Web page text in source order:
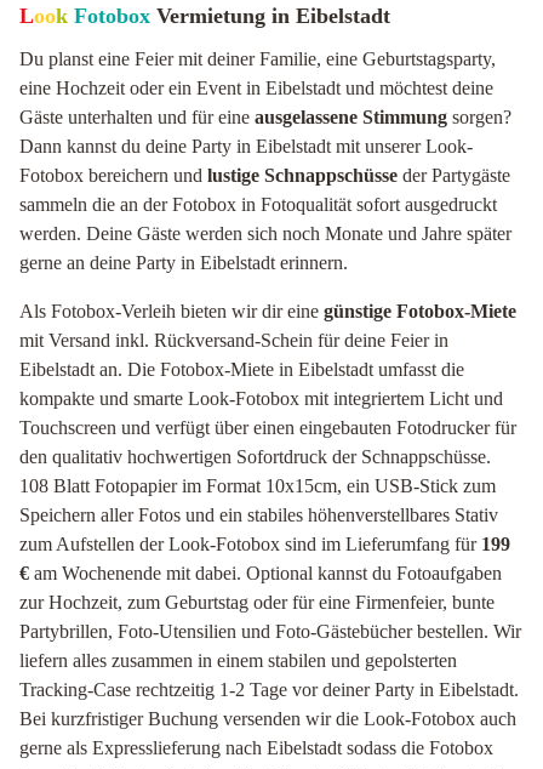
Look Fotobox Vermietung in Eibelstadt
Du planst eine Feier mit deiner Familie, eine Geburtstagsparty,
eine Hochzeit oder ein Event in Eibelstadt und möchtest deine
Gäste unterhalten und für eine ausgelassene Stimmung sorgen?
Dann kannst du deine Party in Eibelstadt mit unserer Look-
Fotobox bereichern und lustige Schnappschüsse der Partygäste
sammeln die an der Fotobox in Fotoqualität sofort ausgedruckt
werden. Deine Gäste werden sich noch Monate und Jahre später
gerne an deine Party in Eibelstadt erinnern.
Als Fotobox-Verleih bieten wir dir eine günstige Fotobox-Miete
mit Versand inkl. Rückversand-Schein für deine Feier in
Eibelstadt an. Die Fotobox-Miete in Eibelstadt umfasst die
kompakte und smarte Look-Fotobox mit integriertem Licht und
Touchscreen und verfügt über einen eingebauten Fotodrucker für
den qualitativ hochwertigen Sofortdruck der Schnappschüsse.
108 Blatt Fotopapier im Format 10x15cm, ein USB-Stick zum
Speichern aller Fotos und ein stabiles höhenverstellbares Stativ
zum Aufstellen der Look-Fotobox sind im Lieferumfang für 199
€ am Wochenende mit dabei. Optional kannst du Fotoaufgaben
zur Hochzeit, zum Geburtstag oder für eine Firmenfeier, bunte
Partybrillen, Foto-Utensilien und Foto-Gästebücher bestellen. Wir
liefern alles zusammen in einem stabilen und gepolsterten
Tracking-Case rechtzeitig 1-2 Tage vor deiner Party in Eibelstadt.
Bei kurzfristiger Buchung versenden wir die Look-Fotobox auch
gerne als Expresslieferung nach Eibelstadt sodass die Fotobox